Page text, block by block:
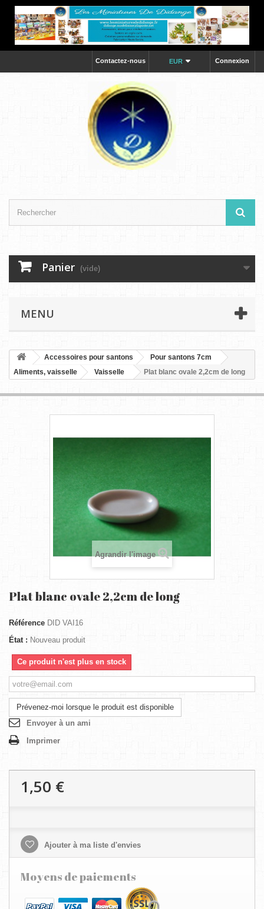
Connexion
EUR
Contactez-nous
Panier (vide)
MENU
Accessoires pour santons
Pour santons 7cm
Aliments, vaisselle
Vaisselle Plat blanc ovale 2,2cm de long
Agrandir l'image
Plat blanc ovale 2,2cm de long
Référence DID VAI16
État : Nouveau produit
Ce produit n'est plus en stock
Prévenez-moi lorsque le produit est disponible
Envoyer à un ami
Imprimer
1,50 €
Ajouter à ma liste d'envies
Moyens de paiements